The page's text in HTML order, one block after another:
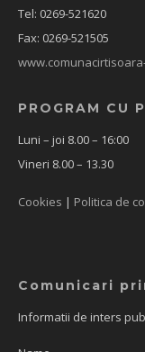
Tel: 0269-521620
Fax: 0269-521505
PROGRAM CU
Luni – joi 8.00 – 16:00
Vineri 8.00 – 13.30
Cookies | Politica de
Comunicari
Informatii de inters